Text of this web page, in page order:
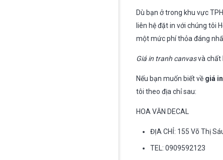
Dù bạn ở trong khu vực
liên hệ đặt in với chúng tôi
một mức phí thỏa đáng
Giá in tranh canvasvà chất
Nếu bạn muốn biết về giá
tôi theo địa chỉ sau:
HOA VĂN DECAL
ĐỊA CHỈ: 155 Võ Thị
TEL: 0909592123